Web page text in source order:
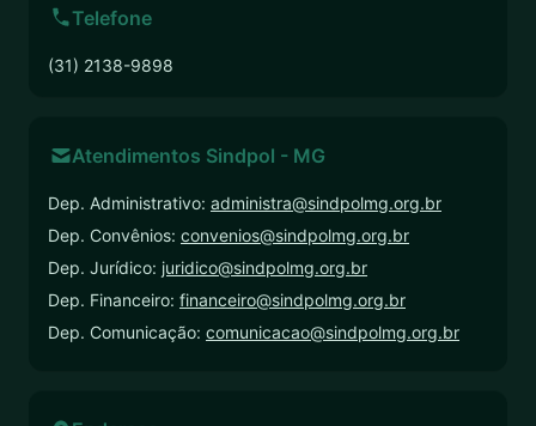
Telefone
(31) 2138-9898
Atendimentos Sindpol - MG
Dep. Administrativo: administra@sindpolmg.org.br
Dep. Convênios: convenios@sindpolmg.org.br
Dep. Jurídico: juridico@sindpolmg.org.br
Dep. Financeiro: financeiro@sindpolmg.org.br
Dep. Comunicação: comunicacao@sindpolmg.org.br